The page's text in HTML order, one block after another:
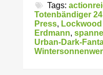
Tags:
Totenbändiger 24
Press,
Erdmann,
Urban-Dark-